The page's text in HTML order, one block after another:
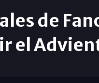
de
el